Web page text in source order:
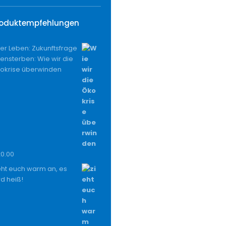
Leben: Zukunftsfrage
Wie wir die
überwinden
euch warm an, es
heiß!